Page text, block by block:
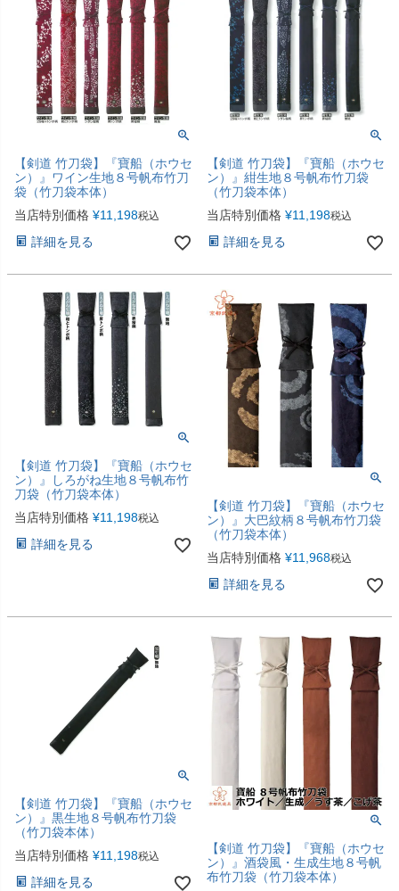
【剣道 竹刀袋】『寶船（ホウセ
ン）』ワイン生地８号帆布竹刀
袋（竹刀袋本体）
当店特別価格 ¥11,198税込
詳細を見る
【剣道 竹刀袋】『寶船（ホウセ
ン）』紺生地８号帆布竹刀袋
（竹刀袋本体）
当店特別価格 ¥11,198税込
詳細を見る
【剣道 竹刀袋】『寶船（ホウセ
ン）』しろがね生地８号帆布竹
刀袋（竹刀袋本体）
当店特別価格 ¥11,198税込
詳細を見る
【剣道 竹刀袋】『寶船（ホウセ
ン）』大巴紋柄８号帆布竹刀袋
（竹刀袋本体）
当店特別価格 ¥11,968税込
詳細を見る
【剣道 竹刀袋】『寶船（ホウセ
ン）』黒生地８号帆布竹刀袋
（竹刀袋本体）
当店特別価格 ¥11,198税込
詳細を見る
【剣道 竹刀袋】『寶船（ホウセ
ン）』酒袋風・生成生地８号帆
布竹刀袋（竹刀袋本体）